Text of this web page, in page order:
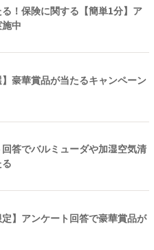
！保険に関する【簡単1分】ア
中
】豪華賞品が当たるキャンペーン
答でバルミューダや加湿空気清
定】アンケート回答で豪華賞品が